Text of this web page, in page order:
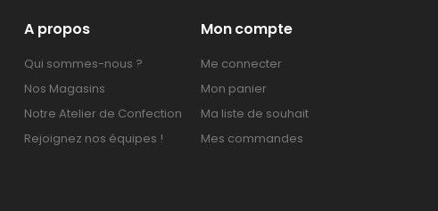
A propos
Qui sommes-nous ?
Nos Magasins
Notre Atelier de Confection
Rejoignez nos équipes !
Mon compte
Me connecter
Mon panier
Ma liste de souhait
Mes commandes